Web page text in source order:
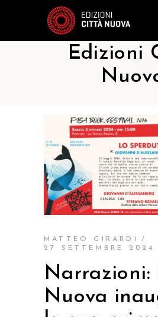
Edizioni
MATTEO GIRARDI
27 SETTEMBRE 2024
Narrazioni:
Nuova